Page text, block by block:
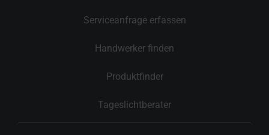
Serviceanfrage erfassen
Handwerker finden
Produktfinder
Tageslichtberater